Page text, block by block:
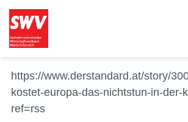
https://www.derstandard.at/story/
kostet-europa-das-nichtstun-in-der-
ref=rss